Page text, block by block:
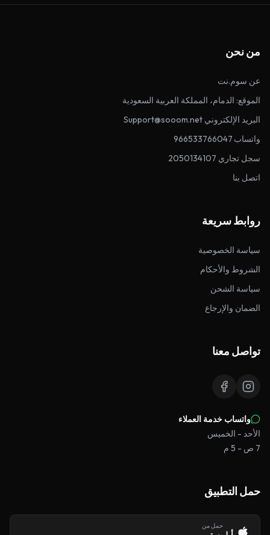
من نحن
عن سوم.نت
الموقع: الدمام، المملكة العربية السعودية
البريد الإلكتروني Support@sooom.net
واتساب 966533766047
سجل تجاري 2050134107
اتصل بنا
روابط سريعة
سياسة الخصوصية
الشروط والأحكام
سياسة الشحن
الضمان والإرجاع
تواصل معنا
واتساب خدمة العملاء
الأحد - الخميس
7 ص - 5 م
حمل التطبيق
حمل من